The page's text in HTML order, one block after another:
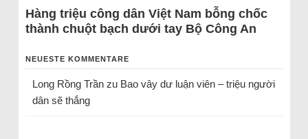
Hàng triệu công dân Việt Nam bỗng chốc
thành chuột bạch dưới tay Bộ Công An
NEUESTE KOMMENTARE
Long Rồng Trầnzu Bao vây dư luận viên – triệu người
dân sẽ thắng